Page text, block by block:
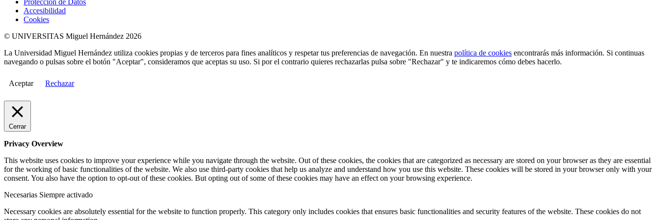
Accesibilidad
Cookies
© UNIVERSITAS Miguel Hernández 2026
La Universidad Miguel Hernández utiliza cookies propias y de terceros para fines analíticos y respetar tus preferencias de navegación. En nuestra política de cookies encontrarás más información. Si continuas
navegando o pulsas sobre el botón "Aceptar", consideramos que aceptas su uso. Si por el contrario quieres rechazarlas pulsa sobre "Rechazar" y te indicaremos cómo debes hacerlo.
Aceptar Rechazar
Cerrar
Privacy Overview
This website uses cookies to improve your experience while you navigate through the website. Out of these cookies, the cookies that are categorized as necessary are stored on your browser as they are essential
for the working of basic functionalities of the website. We also use third-party cookies that help us analyze and understand how you use this website. These cookies will be stored in your browser only with your
consent. You also have the option to opt-out of these cookies. But opting out of some of these cookies may have an effect on your browsing experience.
Necesarias Siempre activado
Necessary cookies are absolutely essential for the website to function properly. This category only includes cookies that ensures basic functionalities and security features of the website. These cookies do not